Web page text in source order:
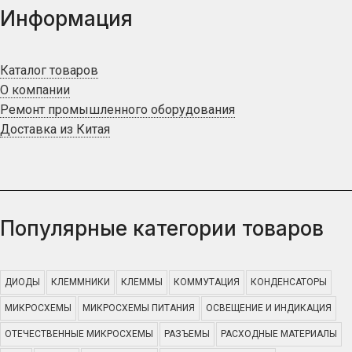
Информация
Каталог товаров
О компании
Ремонт промышленного оборудования
Доставка из Китая
Популярные категории товаров
ДИОДЫ КЛЕММНИКИ КЛЕММЫ КОММУТАЦИЯ КОНДЕНСАТОРЫ
МИКРОСХЕМЫ МИКРОСХЕМЫ ПИТАНИЯ ОСВЕЩЕНИЕ И ИНДИКАЦИЯ
ОТЕЧЕСТВЕННЫЕ МИКРОСХЕМЫ РАЗЪЕМЫ РАСХОДНЫЕ МАТЕРИАЛЫ